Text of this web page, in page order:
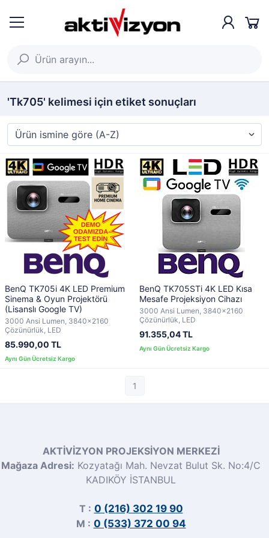
'Tk705' kelimesi için etiket sonuçları
BenQ TK705i 4K LED Premium
Sinema & Oyun Projektörü
(Lisanslı Google TV)
3000 Ansi Lumen, 3840x2160
Çözünürlük, LED
85.990,00 TL
BenQ TK705STi 4K LED Kısa
Mesafe Projeksiyon Cihazı
3000 Ansi Lumen, 3840x2160
Çözünürlük, LED
91.355,04 TL
1
AKTİVİZYON PROJEKSİYON MERKEZİ
Mağaza Adresi: Kozyatağı Mah. Nevzat Bulut Sk. No:4/C
KADIKÖY İSTANBUL
T : 0 (216) 302 19 90
M : 0 (533) 372 00 94